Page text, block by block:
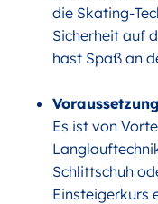
die Skating-
Sicherheit auf
hast Spaß an
Es ist von
Schlittschuh
Einsteigerkurs